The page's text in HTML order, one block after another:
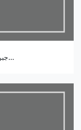
جبر الراش في ان الولد للف...